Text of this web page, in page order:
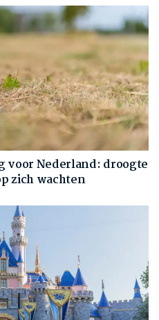
voor Nederland: droogte
zich wachten